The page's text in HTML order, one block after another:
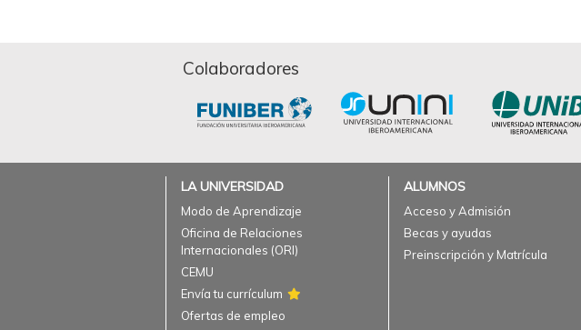
Colaboradores
LA UNIVERSIDAD
Modo de Aprendizaje
Oficina de Relaciones
Internacionales (ORI)
CEMU
Envía tu currículum
Ofertas de empleo
ALUMNOS
Acceso y Admisión
Becas y ayudas
Preinscripción y Matrícula